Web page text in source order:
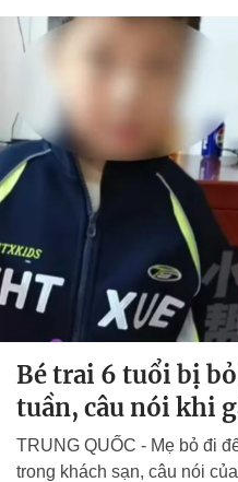
Bé trai 6 tuổi bị
tuần, câu nói khi
TRUNG QUỐC - Mẹ bỏ đi
trong khách sạn, câu nói